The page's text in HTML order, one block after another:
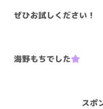
ぜひお試しください！
海野もちでした
スポ